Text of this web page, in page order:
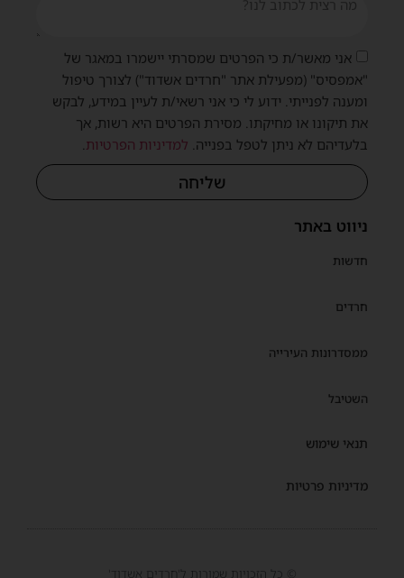
ניווט באתר
חדשות
חרדים
ממסדרונות העירייה
השטיבל
תנאי שימוש
מדיניות פרטיות
אני מאשר/ת כי הפרטים שמסרתי יישמרו במאגר של
"אמפסיס" (מפעילת אתר "חרדים אשדוד") לצורך טיפול
ומענה לפנייתי. ידוע לי כי אני רשאי/ת לעיין במידע, לבקש
את תיקונו או מחיקתו. מסירת הפרטים היא רשות, אך
בלעדיהם לא ניתן לטפל בפנייה. למדיניות הפרטיות.
שליחה
© כל הזכויות שמורות ל'חרדים אשדוד'